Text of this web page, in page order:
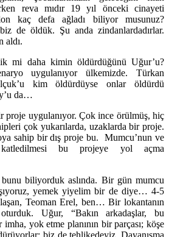
reva mıdır 19 yıl önceki cinayeti
kaç defa ağladı biliyor musunuz?
de öldük. Şu anda zindanlardadırlar.
aldı.
mi daha kimin öldürdüğünü Uğur’u?
uygulanıyor ülkemizde. Türkan
kim öldürdüyse onlar öldürdü
da…
proje uygulanıyor. Çok ince örülmüş, hiç
çok yukarılarda, uzaklarda bir proje.
sahip bir dış proje bu. Mumcu’nun ve
katledilmesi bu projeye yol açma
biliyorduk aslında. Bir gün mumcu
yemek yiyelim bir de diye… 4-5
Teoman Erel, ben… Bir lokantanın
Uğur, “Bakın arkadaşlar, bu
yok etme planının bir parçası; köşe